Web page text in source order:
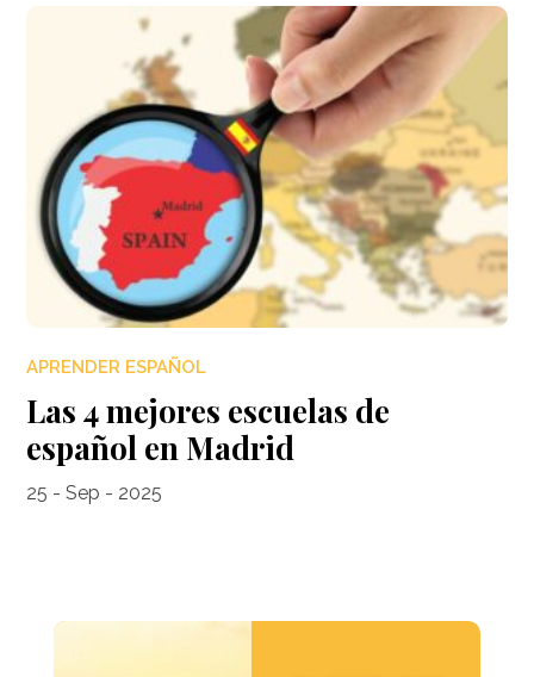
APRENDER ESPAÑOL
Las 4 mejores escuelas de
español en Madrid
25 - Sep - 2025